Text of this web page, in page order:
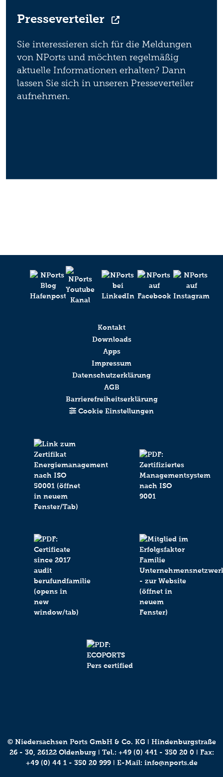
Presseverteiler
Sie interessieren sich für die Meldungen
von NPorts und möchten regelmäßig
aktuelle Informationen erhalten? Dann
lassen Sie sich in unseren Presseverteiler
aufnehmen.
Kontakt
Downloads
Apps
Impressum
Datenschutzerklärung
AGB
Barrierefreiheitserklärung
Cookie Einstellungen
© Niedersachsen Ports GmbH & Co. KG ǀ Hindenburgstraße
26 - 30, 26122 Oldenburg ǀ Tel.: +49 (0) 441 - 350 20 0 ǀ Fax:
+49 (0) 44 1 - 350 20 999 ǀ E-Mail: info@nports.de